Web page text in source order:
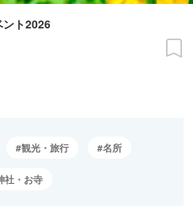
ント2026
観光・旅行 名所
社・お寺